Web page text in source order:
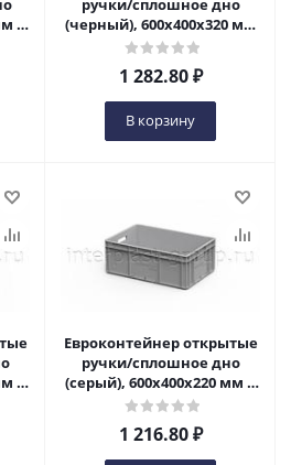
в
ручки/сплошное дно
(черный), 600x400x320 мм
в Ульяновске
1 282.80₽
В корзину
в
Евроконтейнер открытые
ручки/сплошное дно
(серый), 600x400x220 мм в
Ульяновске
1 216.80₽